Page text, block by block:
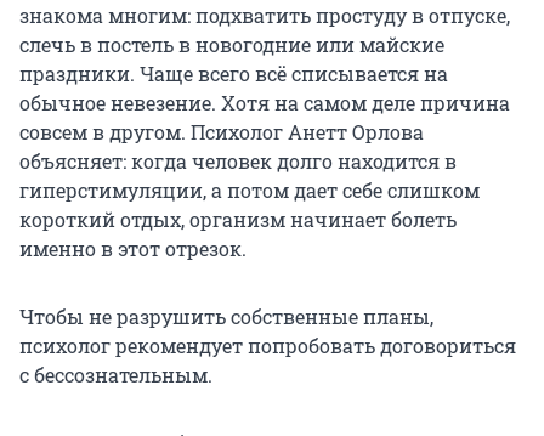
знакома многим: подхватить простуду в отпуске,
слечь в постель в новогодние или майские
праздники. Чаще всего всё списывается на
обычное невезение. Хотя на самом деле причина
совсем в другом. Психолог Анетт Орлова
объясняет: когда человек долго находится в
гиперстимуляции, а потом дает себе слишком
короткий отдых, организм начинает болеть
именно в этот отрезок.
Чтобы не разрушить собственные планы,
психолог рекомендует попробовать договориться
с бессознательным.